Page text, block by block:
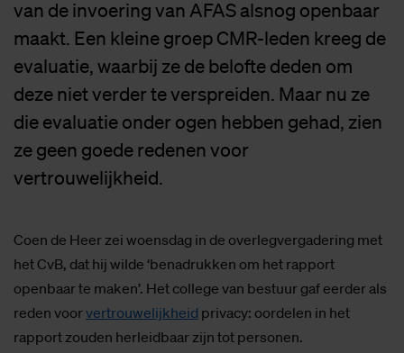
van de invoering van AFAS alsnog openbaar
maakt. Een kleine groep CMR-leden kreeg de
evaluatie, waarbij ze de belofte deden om
deze niet verder te verspreiden. Maar nu ze
die evaluatie onder ogen hebben gehad, zien
ze geen goede redenen voor
vertrouwelijkheid.
Coen de Heer zei woensdag in de overlegvergadering met
het CvB, dat hij wilde ‘benadrukken om het rapport
openbaar te maken’. Het college van bestuur gaf eerder als
reden voorvertrouwelijkheid privacy: oordelen in het
rapport zouden herleidbaar zijn tot personen.